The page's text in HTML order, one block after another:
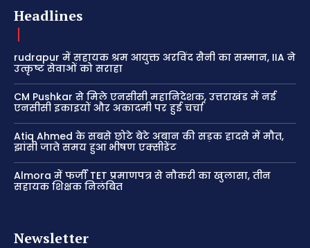
Headlines
rudrapur में सहायक श्रम आयुक्त अरविंद सैनी का सम्मान, IIA ने
उत्कृष्ट सेवाओं को सराहा
CM Pushkar से मिले एनसीसी महानिदेशक, उत्तराखंड में नई
एनसीसी इकाइयों और अकादमी पर हुई चर्चा
Atiq Ahmed के सबसे छोटे बेटे अबान की सड़क हादसे में मौत,
झांसी जाते समय हुआ भीषण एक्सीडेंट
Almora में फर्जी TET प्रमाणपत्र से नौकरी का खुलासा, तीन
सहायक शिक्षक निलंबित
Newsletter